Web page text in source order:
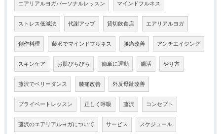
エアリアルヨガパーソナルレッスン マインドフルネス
ストレス低減法 代謝アップ 貸切飲食店 エアリアルヨガ
創作料理 藤沢でマインドフルネス 腰痛改善 アンチエイジング
スキンケア お肌ぴちぴち 簡単に運動 腸活 やり方
藤沢でベリーダンス 膝痛改善 外反母趾改善
プライベートレッスン 正しく呼吸 藤沢 コンセプト
藤沢のエアリアルヨガについて サービス スケジュール